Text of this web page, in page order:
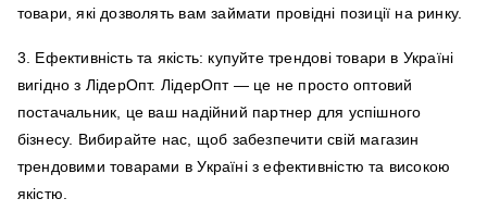
товари, які дозволять вам займати провідні позиції на ринку.
3. Ефективність та якість: купуйте трендові товари в Україні
вигідно з ЛідерОпт. ЛідерОпт — це не просто оптовий
постачальник, це ваш надійний партнер для успішного
бізнесу. Вибирайте нас, щоб забезпечити свій магазин
трендовими товарами в Україні з ефективністю та високою
якістю.